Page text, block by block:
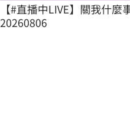
【#直播中LIVE】關我什麼
20260806